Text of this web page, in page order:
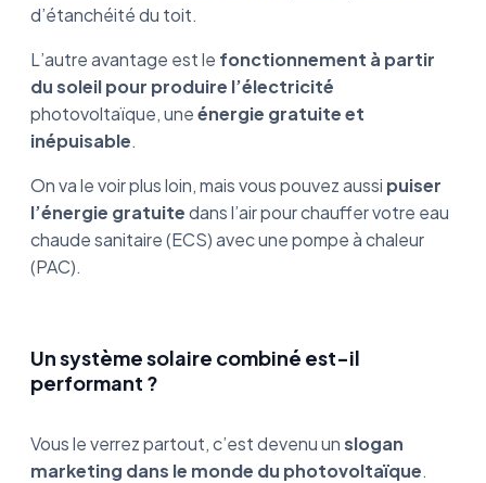
d’étanchéité du toit.
L’autre avantage est le fonctionnement à partir
du soleil pour produire l’électricité
photovoltaïque, uneénergie gratuite et
inépuisable.
On va le voir plus loin, mais vous pouvez aussi puiser
l’énergie gratuitedans l’air pour chauffer votre eau
chaude sanitaire (ECS) avec une pompe à chaleur
(PAC).
Un système solaire combiné est-il
performant ?
Vous le verrez partout, c’est devenu unslogan
marketing dans le monde du photovoltaïque.